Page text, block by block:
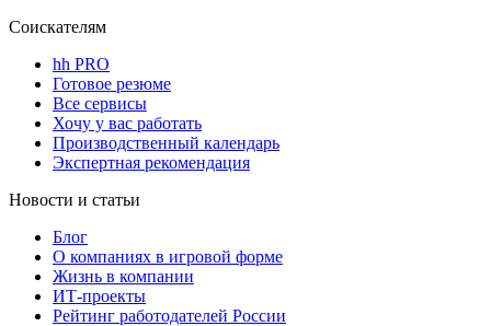
Соискателям
hh PRO
Готовое резюме
Все сервисы
Хочу у вас работать
Производственный календарь
Экспертная рекомендация
Новости и статьи
Блог
О компаниях в игровой форме
Жизнь в компании
ИТ-проекты
Рейтинг работодателей России